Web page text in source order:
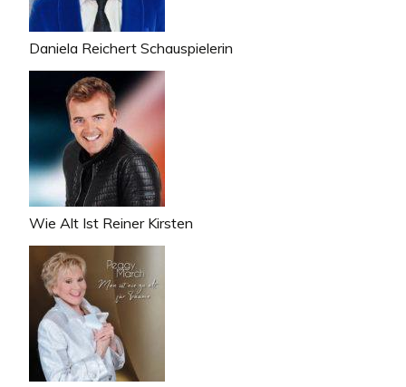
Daniela Reichert Schauspielerin
Wie Alt Ist Reiner Kirsten